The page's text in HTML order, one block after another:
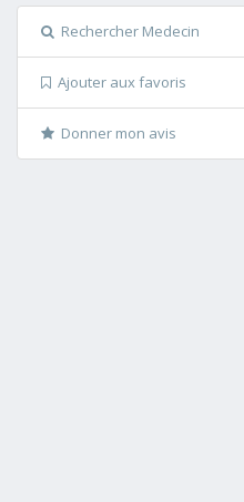
Rechercher Medecin
Ajouter aux favoris
Donner mon avis